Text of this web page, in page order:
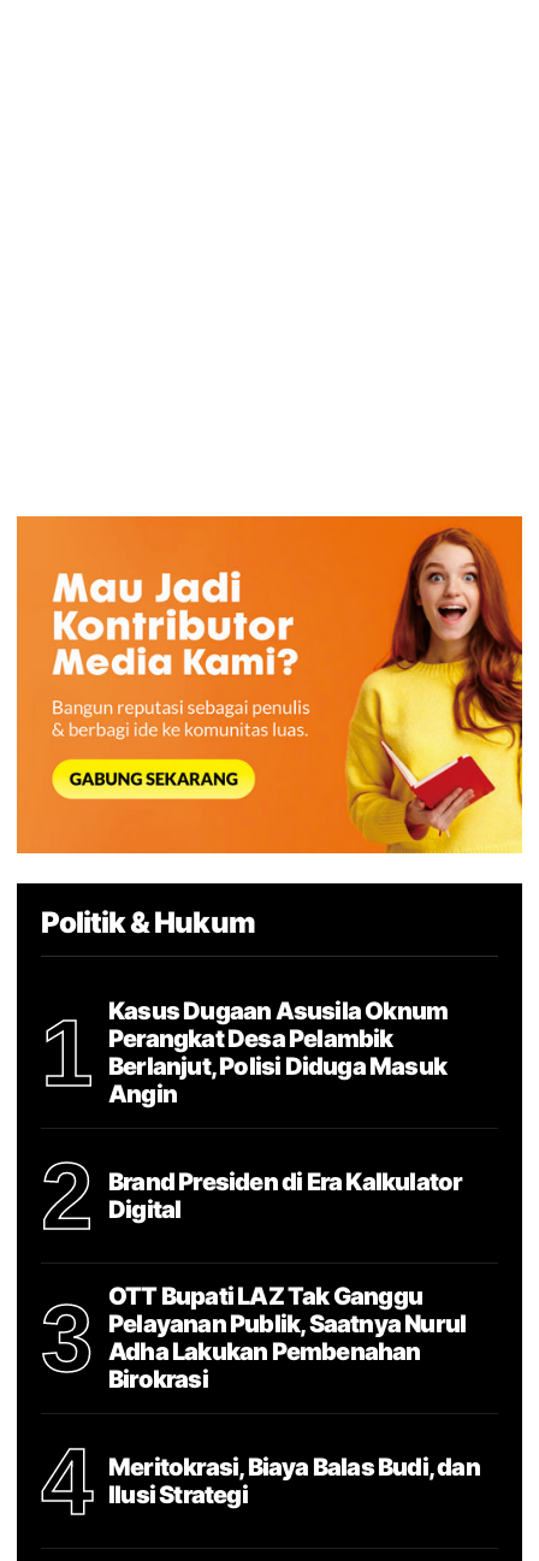
Politik & Hukum
1
Kasus Dugaan Asusila Oknum
Perangkat Desa Pelambik
Berlanjut, Polisi Diduga Masuk
Angin
2
Brand Presiden di Era Kalkulator
Digital
3
OTT Bupati LAZ Tak Ganggu
Pelayanan Publik, Saatnya Nurul
Adha Lakukan Pembenahan
Birokrasi
4
Meritokrasi, Biaya Balas Budi, dan
Ilusi Strategi